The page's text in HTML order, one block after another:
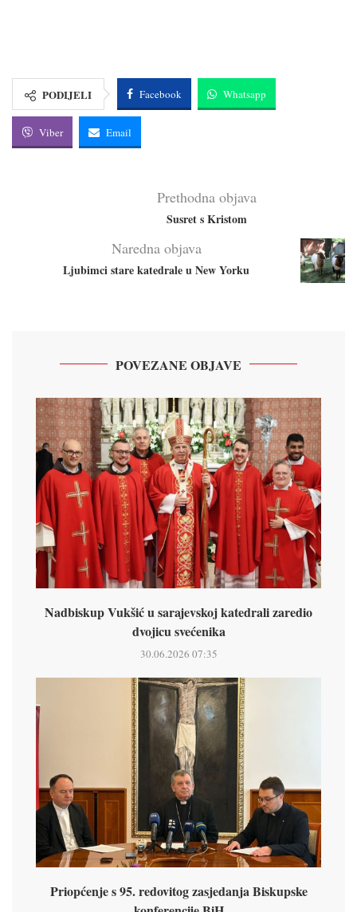
PODIJELI Facebook Whatsapp
Viber Email
Prethodna objava
Susret s Kristom
Naredna objava
Ljubimci stare katedrale u New Yorku
POVEZANE OBJAVE
Nadbiskup Vukšić u sarajevskoj katedrali zaredio
dvojicu svećenika
30.06.2026 07:35
Priopćenje s 95. redovitog zasjedanja Biskupske